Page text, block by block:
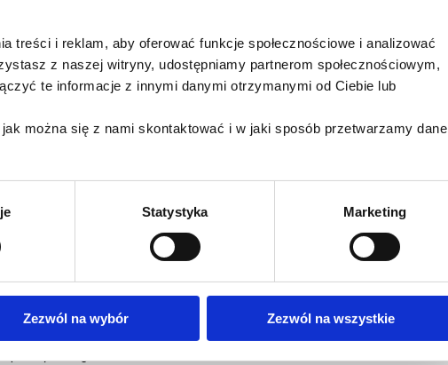
treści i reklam, aby oferować funkcje społecznościowe i analizować
z naszej witryny, udostępniamy partnerom społecznościowym,
te informacje z innymi danymi otrzymanymi od Ciebie lub
można się z nami skontaktować i w jaki sposób przetwarzamy dane
Statystyka Marketing
Zezwól na wybór Zezwól na wszystkie
i
zębów z
również jak
za pomocą
w celu
aby zacząć
po
sprawdzone
Marcina
w tym
wsparcie
na
Każdy z